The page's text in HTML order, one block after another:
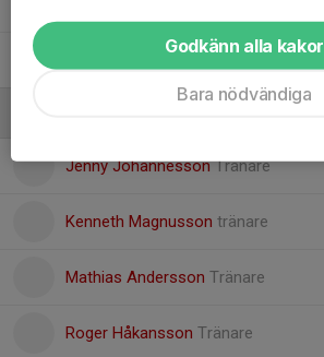
Jenny JohannessonTränare
Kenneth Magnusson tränare
Mathias Andersson Tränare
Roger Håkansson Tränare
Godkänn alla kakor
Bara nödvändiga